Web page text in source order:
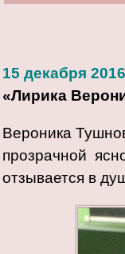
15 декабря
«Лирика
Вероника
прозрачной
отзывается в